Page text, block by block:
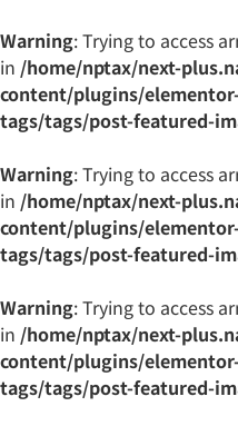
Warning: Trying to access
in /home/nptax/next-
content/plugins/
tags/tags/post-featured-
Warning: Trying to access
in /home/nptax/next-
content/plugins/
tags/tags/post-featured-
Warning: Trying to access
in /home/nptax/next-
content/plugins/
tags/tags/post-featured-